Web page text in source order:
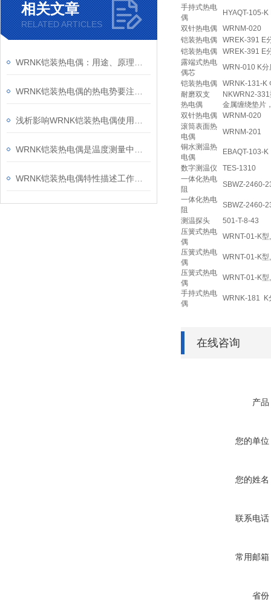
相关文章
RELATED ARTICLES
手持式热电
偶
HYAQT-105-
双针热电偶
WRNM-020
铠装热电偶
WREK-391 E
铠装热电偶
WREK-391 E
露端式热电
偶芯
WRN-010 K
铠装热电偶
WRNK-131-K
耐磨双支
热电偶
NKWRN2-
金属缠绕垫片
双针热电偶
WRNM-020
滚筒表面热
电偶
WRNM-201
铜水测温热
电偶
EBAQT-103-
数字测温仪
TES-1310
一体化热电
阻
SBWZ-2460-
一体化热电
阻
SBWZ-2460-
测温探头
501-T-8-43
压簧式热电
偶
WRNT-01-K
压簧式热电
偶
WRNT-01-K
压簧式热电
偶
WRNT-01-K
手持式热电
偶
WRNK-181 K
在线咨询
产品
您的单位
您的姓名
联系电话
常用邮箱
省份